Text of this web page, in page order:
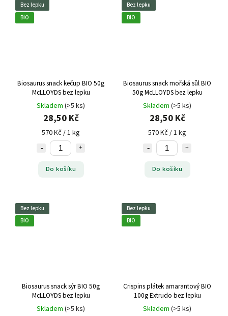
Bez lepku
BIO
Biosaurus snack kečup BIO 50g
McLLOYDS bez lepku
Skladem (>5 ks)
28,50 Kč
570 Kč / 1 kg
Do košíku
Bez lepku
BIO
Biosaurus snack mořská sůl BIO
50g McLLOYDS bez lepku
Skladem (>5 ks)
28,50 Kč
570 Kč / 1 kg
Do košíku
Bez lepku
BIO
Biosaurus snack sýr BIO 50g
McLLOYDS bez lepku
Skladem (>5 ks)
Bez lepku
BIO
Crispins plátek amarantový BIO
100g Extrudo bez lepku
Skladem (>5 ks)